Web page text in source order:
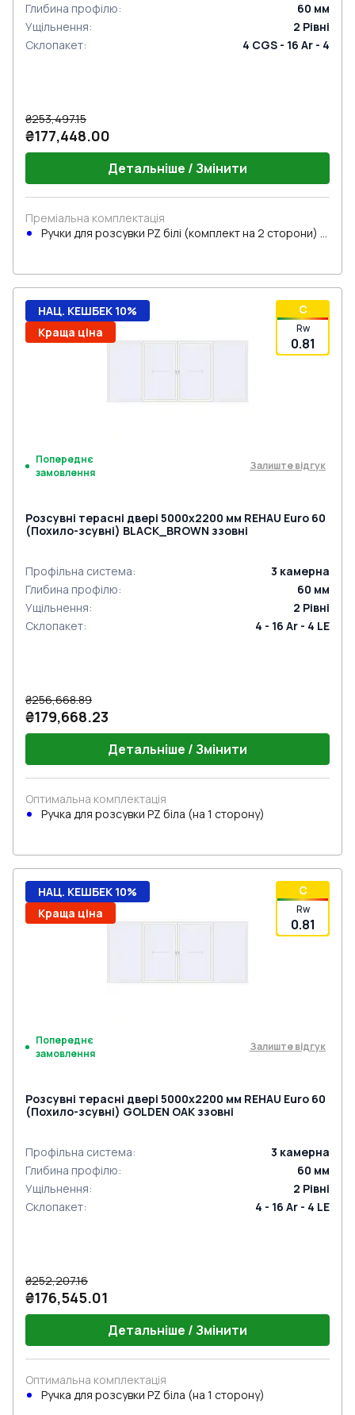
Глибина профілю: 60 мм
Ущільнення: 2 Рівні
Склопакет: 4 CGS - 16 Ar - 4
₴253,497.15
₴177,448.00
Детальніше / Змінити
Преміальна комплектація
Ручки для розсувки PZ білі (комплект на 2 сторони) з
C
Rw
0.81
НАЦ. КЕШБЕК 10%
Краща ціна
Попереднє
замовлення
Залиште відгук
Розсувні терасні двері 5000x2200 мм REHAU Euro 60
(Похило-зсувні) BLACK_BROWN ззовні
Профільна система: 3 камерна
Глибина профілю: 60 мм
Ущільнення: 2 Рівні
Склопакет: 4 - 16 Ar - 4 LE
₴256,668.89
₴179,668.23
Детальніше / Змінити
Оптимальна комплектація
Ручкa для розсувки PZ біла (на 1 сторону)
C
Rw
0.81
НАЦ. КЕШБЕК 10%
Краща ціна
Попереднє
замовлення
Залиште відгук
Розсувні терасні двері 5000x2200 мм REHAU Euro 60
(Похило-зсувні) GOLDEN OAK ззовні
Профільна система: 3 камерна
Глибина профілю: 60 мм
Ущільнення: 2 Рівні
Склопакет: 4 - 16 Ar - 4 LE
₴252,207.16
₴176,545.01
Детальніше / Змінити
Оптимальна комплектація
Ручкa для розсувки PZ біла (на 1 сторону)